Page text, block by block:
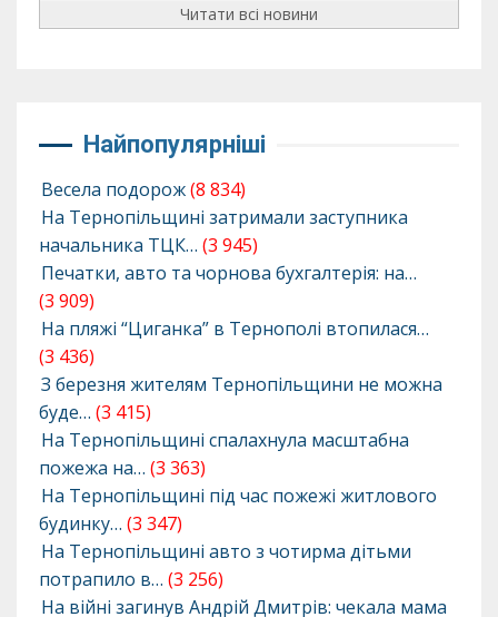
Читати всі новини
Найпопулярніші
Весела подорож(8 834)
На Тернопільщині затримали заступника
начальника ТЦК… (3 945)
Печатки, авто та чорнова бухгалтерія: на…
(3 909)
На пляжі “Циганка” в Тернополі втопилася…
(3 436)
З березня жителям Тернопільщини не можна
буде… (3 415)
На Тернопільщині спалахнула масштабна
пожежа на… (3 363)
На Тернопільщині під час пожежі житлового
будинку… (3 347)
На Тернопільщині авто з чотирма дітьми
потрапило в… (3 256)
На війні загинув Андрій Дмитрів: чекала мама